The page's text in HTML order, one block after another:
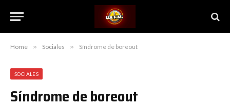
Home » Sociales » Síndrome de boreout
SOCIALES
Síndrome de boreout